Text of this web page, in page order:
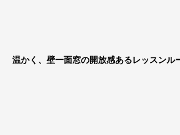
温かく、壁一面窓の開放感あるレッスンル